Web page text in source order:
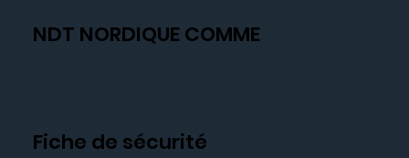
NDT NORDIQUE COMME
Fiche de sécurité